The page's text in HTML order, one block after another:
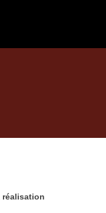
réalisation